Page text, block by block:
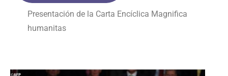
Presentación de la Carta Encíclica Magnifica
humanitas